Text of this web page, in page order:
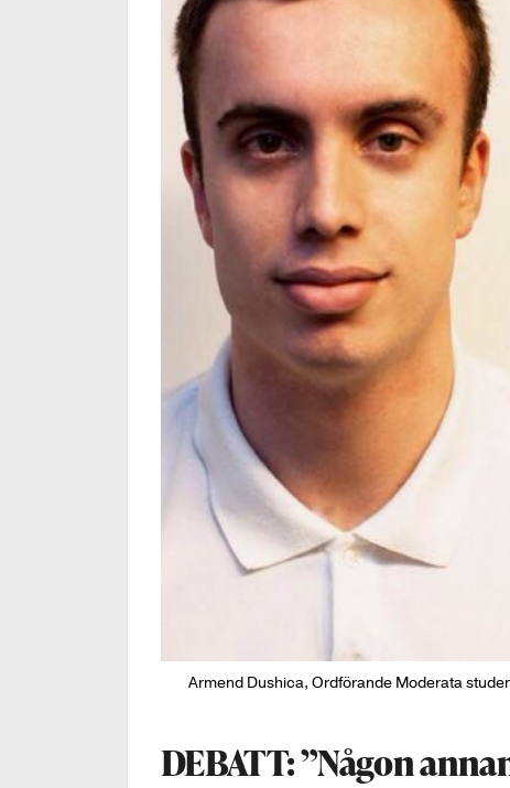
Armend Dushica, Ordförande Moderata
DEBATT: ”Någon